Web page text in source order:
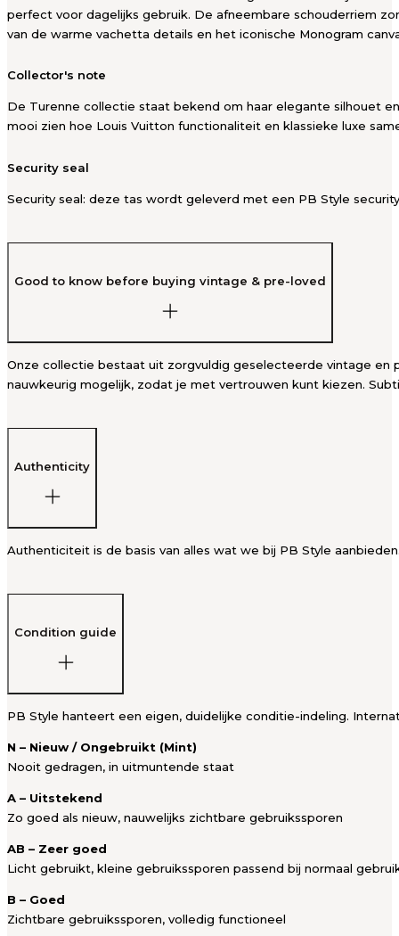
perfect voor dagelijks gebruik. De afneembare schouderriem
van de warme vachetta details en het iconische Monogram
Collector's note
De Turenne collectie staat bekend om haar elegante silhouet
mooi zien hoe Louis Vuitton functionaliteit en klassieke luxe
Security seal
Security seal: deze tas wordt geleverd met een PB Style
Good to know before buying vintage & pre-loved
Onze collectie bestaat uit zorgvuldig geselecteerde vintage en
nauwkeurig mogelijk, zodat je met vertrouwen kunt kiezen.
Authenticity
Authenticiteit is de basis van alles wat we bij PB Style
Condition guide
PB Style hanteert een eigen, duidelijke conditie-indeling.
N – Nieuw / Ongebruikt (Mint)
Nooit gedragen, in uitmuntende staat
A – Uitstekend
Zo goed als nieuw, nauwelijks zichtbare gebruikssporen
AB – Zeer goed
Licht gebruikt, kleine gebruikssporen passend bij normaal
B – Goed
Zichtbare gebruikssporen, volledig functioneel